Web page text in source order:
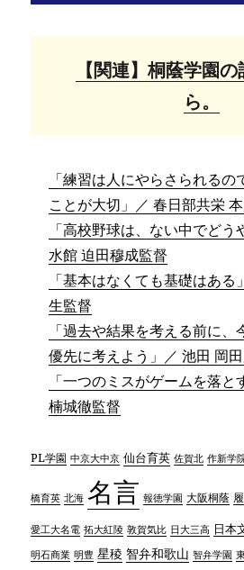
【関連】桐蔭学園
ら。
「練習は人にやらさられるの
ことが大切」／ 春日部共栄
「高校野球は、ない中でど
水館 迫田穆成監督
「基本はなくても基礎はあ
生監督
「過去や結果を考える前に
優先に考えよう」／ 池田 岡
「一つのミスがゲームを落
楠城徹監督
PL学園 中京大中京 仙台育英 佐賀北 作新学
橋育英 北海 名言 報徳学園 大阪桐蔭
愛工大名電 拓大紅陵 敦賀気比 日大三高 日本
明石商業 明豊 星稜 智弁和歌山 智弁学園